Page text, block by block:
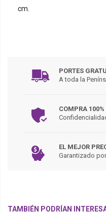
cm.
PORTES
A toda la
COMPRA 100%
EL MEJOR
Garantizado
TAMBIÉN PODRÍAN